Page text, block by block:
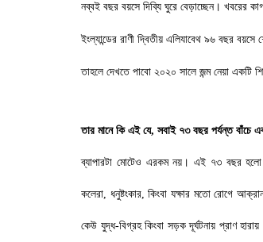
নব্বই বছর বয়সে দিব্যি ঘুরে বেড়াচ্ছেন। খবরের
ইংল্যান্ডের রাণী দ্বিতীয় এলিযাবেথ ৯৬ বছর
তাহলে দেখতে পাবো ২০২০ সালে জন্ম নেয়া
তার মানে কি এই যে, সবাই ৭৩ বছর পর্যন্ত বাঁচে
ব্যাপারটা মোটেও এরকম নয়। এই ৭৩ বছর হলো
কলেরা, ধনুষ্টংকার,কিংবা যক্ষার মতো রোগে
কেউ যুদ্ধ-বিগ্রহ কিংবা সড়ক দূর্ঘটনায় প্রাণ